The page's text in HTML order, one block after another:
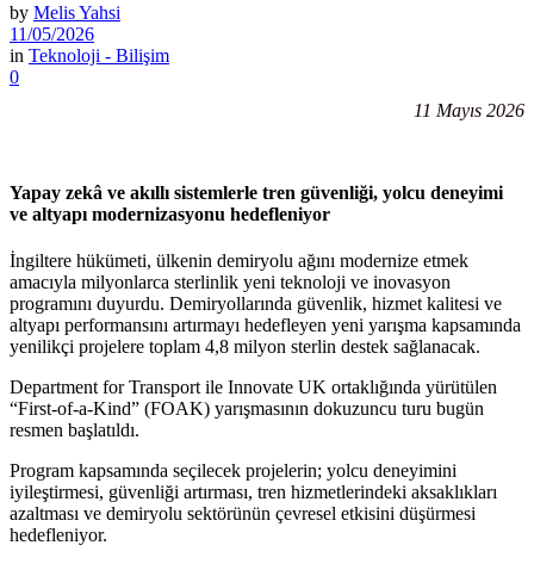
by Melis Yahsi
11/05/2026
in Teknoloji - Bilişim
0
11 Mayıs 2026
Yapay zekâ ve akıllı sistemlerle tren güvenliği, yolcu deneyimi
ve altyapı modernizasyonu hedefleniyor
İngiltere hükümeti, ülkenin demiryolu ağını modernize etmek
amacıyla milyonlarca sterlinlik yeni teknoloji ve inovasyon
programını duyurdu. Demiryollarında güvenlik, hizmet kalitesi ve
altyapı performansını artırmayı hedefleyen yeni yarışma kapsamında
yenilikçi projelere toplam 4,8 milyon sterlin destek sağlanacak.
Department for Transport ile Innovate UK ortaklığında yürütülen
“First-of-a-Kind” (FOAK) yarışmasının dokuzuncu turu bugün
resmen başlatıldı.
Program kapsamında seçilecek projelerin; yolcu deneyimini
iyileştirmesi, güvenliği artırması, tren hizmetlerindeki aksaklıkları
azaltması ve demiryolu sektörünün çevresel etkisini düşürmesi
hedefleniyor.